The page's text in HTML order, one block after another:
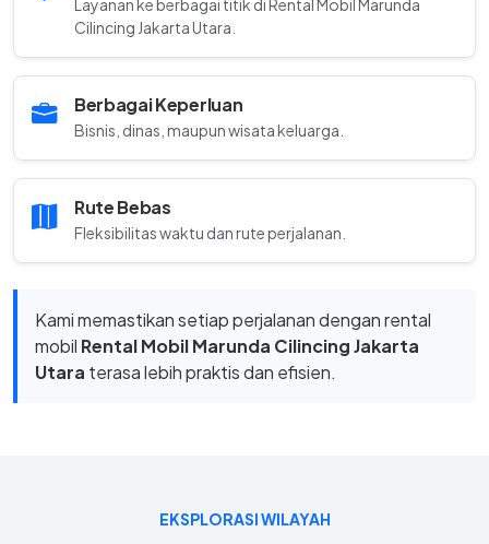
Cilincing Jakarta Utara.
Berbagai Keperluan
Bisnis, dinas, maupun wisata keluarga.
Rute Bebas
Fleksibilitas waktu dan rute perjalanan.
Kami memastikan setiap perjalanan dengan rental
mobil Rental Mobil Marunda Cilincing Jakarta
Utara terasa lebih praktis dan efisien.
EKSPLORASI WILAYAH